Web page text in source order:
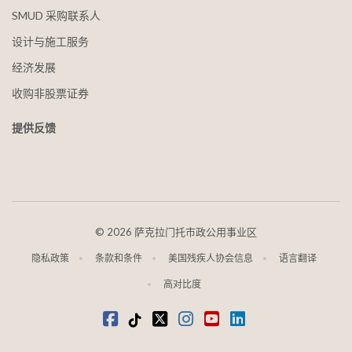
SMUD 采购联系人
设计与施工服务
经济发展
收购非股票证券
提供反馈
© 2026 萨克拉门托市政公用事业区
隐私政策 条款和条件 美国残疾人协会信息 语言翻译
高对比度
在 Facebook 上
抖音叽叽喳喳
Instagram
视频LinkedIn